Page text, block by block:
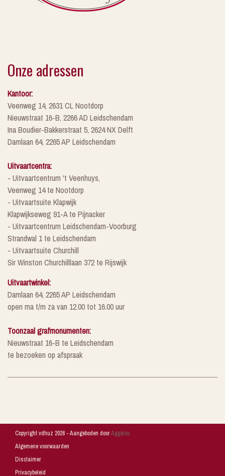
Onze adressen
Kantoor:
Veenweg 14, 2631 CL Nootdorp
Nieuwstraat 16-B, 2266 AD Leidschendam
Ina Boudier-Bakkerstraat 5, 2624 NX Delft
Damlaan 64, 2265 AP Leidschendam
Uitvaartcentra:
- Uitvaartcentrum 't Veenhuys,
Veenweg 14 te Nootdorp
- Uitvaartsuite Klapwijk
Klapwijkseweg 91-A te Pijnacker
- Uitvaartcentrum Leidschendam-Voorburg
Strandwal 1 te Leidschendam
- Uitvaartsuite Churchill
Sir Winston Churchilllaan 372 te Rijswijk
Uitvaartwinkel:
Damlaan 64, 2265 AP Leidschendam
open ma t/m za van 12.00 tot 16.00 uur
Toonzaal grafmonumenten:
Nieuwstraat 16-B te Leidschendam
te bezoeken op afspraak
Copyright vdhuz 2026 - Aangeboden doorAggeloo
Algemene voorwaarden
Disclaimer
Privacybeleid